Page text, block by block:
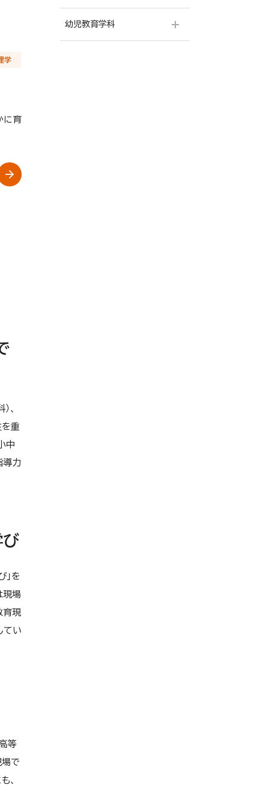
学
に育
、
を重
中
導力
び
」を
現場
育現
てい
等
場で
、
幼児教育学科